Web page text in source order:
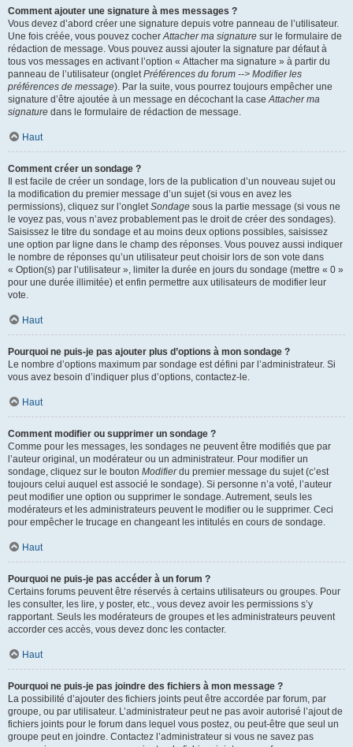
Comment ajouter une signature à mes messages ?
Vous devez d’abord créer une signature depuis votre panneau de l’utilisateur.
Une fois créée, vous pouvez cocherAttacher ma signature sur le formulaire de
rédaction de message. Vous pouvez aussi ajouter la signature par défaut à
tous vos messages en activant l’option « Attacher ma signature » à partir du
panneau de l’utilisateur (ongletPréférences du forum --> Modifier les
préférences de message). Par la suite, vous pourrez toujours empêcher une
signature d’être ajoutée à un message en décochant la caseAttacher ma
signature dans le formulaire de rédaction de message.
Haut
Comment créer un sondage ?
Il est facile de créer un sondage, lors de la publication d’un nouveau sujet ou
la modification du premier message d’un sujet (si vous en avez les
permissions), cliquez sur l’ongletSondage sous la partie message (si vous ne
le voyez pas, vous n’avez probablement pas le droit de créer des sondages).
Saisissez le titre du sondage et au moins deux options possibles, saisissez
une option par ligne dans le champ des réponses. Vous pouvez aussi indiquer
le nombre de réponses qu’un utilisateur peut choisir lors de son vote dans
« Option(s) par l’utilisateur », limiter la durée en jours du sondage (mettre « 0 »
pour une durée illimitée) et enfin permettre aux utilisateurs de modifier leur
vote.
Haut
Pourquoi ne puis-je pas ajouter plus d’options à mon sondage ?
Le nombre d’options maximum par sondage est défini par l’administrateur. Si
vous avez besoin d’indiquer plus d’options, contactez-le.
Haut
Comment modifier ou supprimer un sondage ?
Comme pour les messages, les sondages ne peuvent être modifiés que par
l’auteur original, un modérateur ou un administrateur. Pour modifier un
sondage, cliquez sur le bouton Modifierdu premier message du sujet (c’est
toujours celui auquel est associé le sondage). Si personne n’a voté, l’auteur
peut modifier une option ou supprimer le sondage. Autrement, seuls les
modérateurs et les administrateurs peuvent le modifier ou le supprimer. Ceci
pour empêcher le trucage en changeant les intitulés en cours de sondage.
Haut
Pourquoi ne puis-je pas accéder à un forum ?
Certains forums peuvent être réservés à certains utilisateurs ou groupes. Pour
les consulter, les lire, y poster, etc., vous devez avoir les permissions s’y
rapportant. Seuls les modérateurs de groupes et les administrateurs peuvent
accorder ces accès, vous devez donc les contacter.
Haut
Pourquoi ne puis-je pas joindre des fichiers à mon message ?
La possibilité d’ajouter des fichiers joints peut être accordée par forum, par
groupe, ou par utilisateur. L’administrateur peut ne pas avoir autorisé l’ajout de
fichiers joints pour le forum dans lequel vous postez, ou peut-être que seul un
groupe peut en joindre. Contactez l’administrateur si vous ne savez pas